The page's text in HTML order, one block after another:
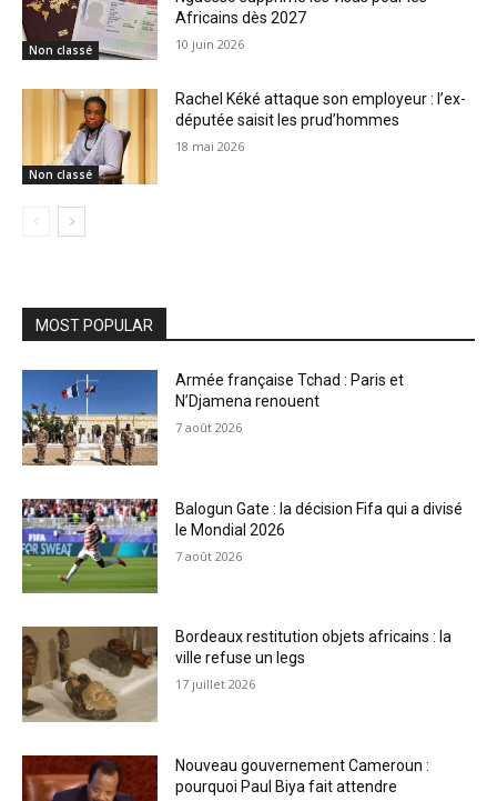
Non classé
Africains dès 2027
10 juin 2026
Non classé
Rachel Kéké attaque son employeur : l’ex-
députée saisit les prud’hommes
18 mai 2026
MOST POPULAR
Armée française Tchad : Paris et
N’Djamena renouent
7 août 2026
Balogun Gate : la décision Fifa qui a divisé
le Mondial 2026
7 août 2026
Bordeaux restitution objets africains : la
ville refuse un legs
17 juillet 2026
Nouveau gouvernement Cameroun :
pourquoi Paul Biya fait attendre